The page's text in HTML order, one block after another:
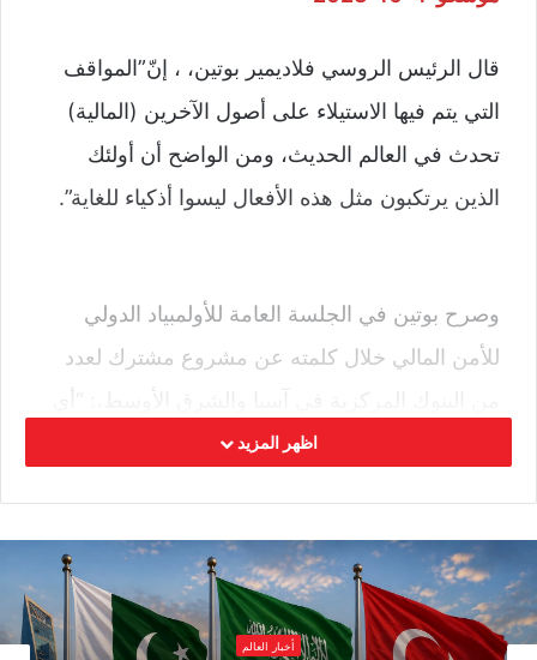
قال الرئيس الروسي فلاديمير بوتين، ، إنّ”المواقف
التي يتم فيها الاستيلاء على أصول الآخرين (المالية)
تحدث في العالم الحديث، ومن الواضح أن أولئك
الذين يرتكبون مثل هذه الأفعال ليسوا أذكياء للغاية”.
وصرح بوتين في الجلسة العامة للأولمبياد الدولي
للأمن المالي خلال كلمته عن مشروع مشترك لعدد
أنه لا يوجد أي طرف ثالث لديه أي فرصة لإساءة
الحسابات، أو الاستيلاء على أموال أو أصول الآخرين،
وهذا، للأسف، هو الحال في العالم الحديث”.
اظهر المزيد
أخبار العالم